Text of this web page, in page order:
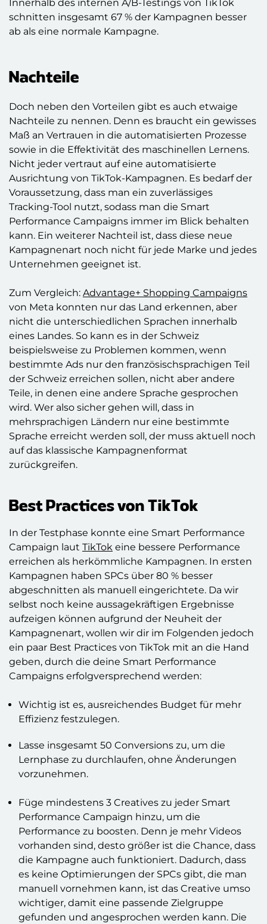
Innerhalb des internen A/B-Testings von TikTok
schnitten insgesamt 67 % der Kampagnen besser
ab als eine normale Kampagne.
Nachteile
Doch neben den Vorteilen gibt es auch etwaige
Nachteile zu nennen. Denn es braucht ein gewisses
Maß an Vertrauen in die automatisierten Prozesse
sowie in die Effektivität des maschinellen Lernens.
Nicht jeder vertraut auf eine automatisierte
Ausrichtung von TikTok-Kampagnen. Es bedarf der
Voraussetzung, dass man ein zuverlässiges
Tracking-Tool nutzt, sodass man die Smart
Performance Campaigns immer im Blick behalten
kann. Ein weiterer Nachteil ist, dass diese neue
Kampagnenart noch nicht für jede Marke und jedes
Unternehmen geeignet ist.
Zum Vergleich: Advantage+ Shopping Campaigns
von Meta konnten nur das Land erkennen, aber
nicht die unterschiedlichen Sprachen innerhalb
eines Landes. So kann es in der Schweiz
beispielsweise zu Problemen kommen, wenn
bestimmte Ads nur den französischsprachigen Teil
der Schweiz erreichen sollen, nicht aber andere
Teile, in denen eine andere Sprache gesprochen
wird. Wer also sicher gehen will, dass in
mehrsprachigen Ländern nur eine bestimmte
Sprache erreicht werden soll, der muss aktuell noch
auf das klassische Kampagnenformat
zurückgreifen.
Best Practices von TikTok
In der Testphase konnte eine Smart Performance
Campaign laut TikTok eine bessere Performance
erreichen als herkömmliche Kampagnen. In ersten
Kampagnen haben SPCs über 80 % besser
abgeschnitten als manuell eingerichtete. Da wir
selbst noch keine aussagekräftigen Ergebnisse
aufzeigen können aufgrund der Neuheit der
Kampagnenart, wollen wir dir im Folgenden jedoch
ein paar Best Practices von TikTok mit an die Hand
geben, durch die deine Smart Performance
Campaigns erfolgversprechend werden:
Wichtig ist es, ausreichendes Budget für mehr
Effizienz festzulegen.
Lasse insgesamt 50 Conversions zu, um die
Lernphase zu durchlaufen, ohne Änderungen
vorzunehmen.
Füge mindestens 3 Creatives zu jeder Smart
Performance Campaign hinzu, um die
Performance zu boosten. Denn je mehr Videos
vorhanden sind, desto größer ist die Chance, dass
die Kampagne auch funktioniert. Dadurch, dass
es keine Optimierungen der SPCs gibt, die man
manuell vornehmen kann, ist das Creative umso
wichtiger, damit eine passende Zielgruppe
gefunden und angesprochen werden kann. Die